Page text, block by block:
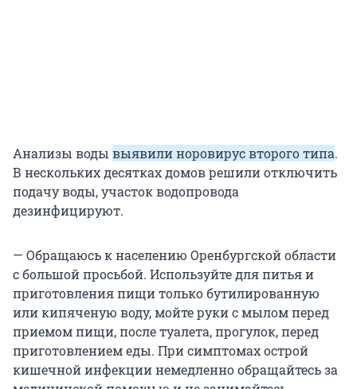
Анализы воды выявили норовирус второго типа.
В нескольких десятках домов решили отключить
подачу воды, участок водопровода
дезинфицируют.
— Обращаюсь к населению Оренбургской области
с большой просьбой. Используйте для питья и
приготовления пищи только бутилированную
или кипяченую воду, мойте руки с мылом перед
приемом пищи, после туалета, прогулок, перед
приготовлением еды. При симптомах острой
кишечной инфекции немедленно обращайтесь за